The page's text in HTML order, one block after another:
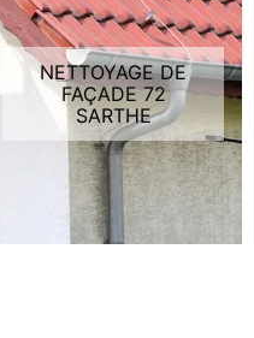
NETTOYAGE DE
FAÇADE 72
SARTHE